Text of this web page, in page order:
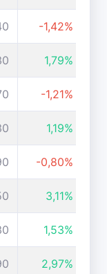
-1,42%
1,79%
-1,21%
1,19%
-0,80%
3,11%
1,53%
2,97%